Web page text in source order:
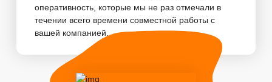
оперативность, которые мы не раз отмечали в
течении всего времени совместной работы с
вашей компанией. ...